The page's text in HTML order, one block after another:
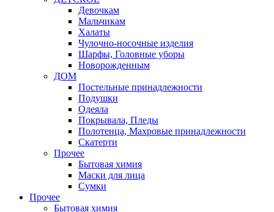
Девочкам
Мальчикам
Халаты
Чулочно-носочные изделия
Шарфы, Головные уборы
Новорожденным
ДОМ
Постельные принадлежности
Подушки
Одеяла
Покрывала, Пледы
Полотенца, Махровые принадлежности
Скатерти
Прочее
Бытовая химия
Маски для лица
Сумки
Прочее
Бытовая химия